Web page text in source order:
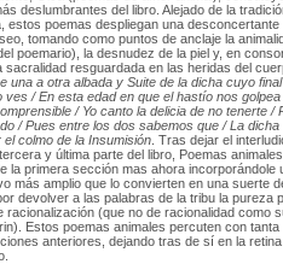
deslumbrantes del libro. Alejado de la
estos poemas despliegan una desconcertante
tomando como puntos de anclaje la
poemario), la desnudez de la piel y, en
sacralidad resguardada en las heridas del
una a otra albada y Suite de la dicha cuyo
ves / En esta edad en que el hastío nos
/ Yo canto la delicia de no tenerte /
/ Pues entre los dos sabemos que / La
colmo de la Insumisión. Tras dejar el
y última parte del libro, Poemas
la primera sección mas ahora incorporándole
más amplio que lo convierten en una suerte
devolver a las palabras de la tribu la pureza
racionalización (que no de racionalidad como
Estos poemas animales percuten con
anteriores, dejando tras de sí en la